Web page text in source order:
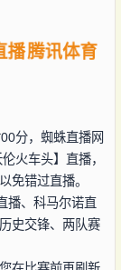
播 腾讯体育
分，蜘蛛直播网
火车头】直播，
免错过直播。
播、科马尔诺直
史交锋、两队赛